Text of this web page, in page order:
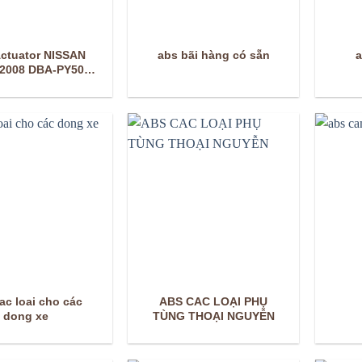
NISSAN
DBA-PY50
abs bãi hàng có sẵn
loai cho các
dong xe
ABS CAC LOẠI PHỤ
TÙNG THOẠI NGUYỄN